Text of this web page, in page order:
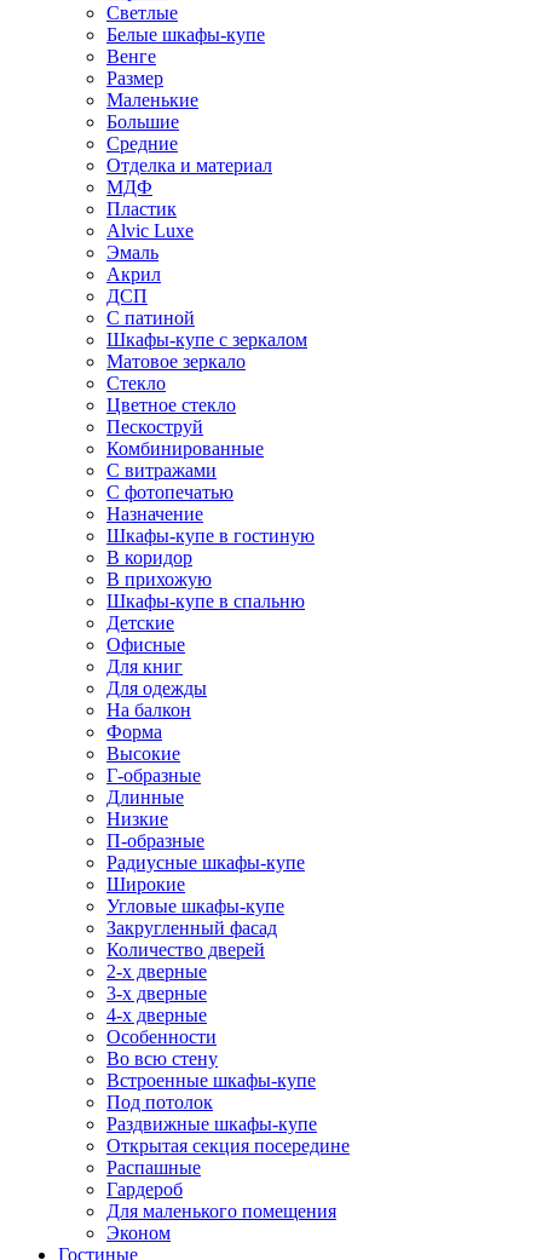
Светлые
Белые шкафы-купе
Венге
Размер
Маленькие
Большие
Средние
Отделка и материал
МДФ
Пластик
Alvic Luxe
Эмаль
Акрил
ДСП
С патиной
Шкафы-купе с зеркалом
Матовое зеркало
Стекло
Цветное стекло
Пескоструй
Комбинированные
С витражами
С фотопечатью
Назначение
Шкафы-купе в гостиную
В коридор
В прихожую
Шкафы-купе в спальню
Детские
Офисные
Для книг
Для одежды
На балкон
Форма
Высокие
Г-образные
Длинные
Низкие
П-образные
Радиусные шкафы-купе
Широкие
Угловые шкафы-купе
Закругленный фасад
Количество дверей
2-х дверные
3-х дверные
4-х дверные
Особенности
Во всю стену
Встроенные шкафы-купе
Под потолок
Раздвижные шкафы-купе
Открытая секция посередине
Распашные
Гардероб
Для маленького помещения
Эконом
Гостиные